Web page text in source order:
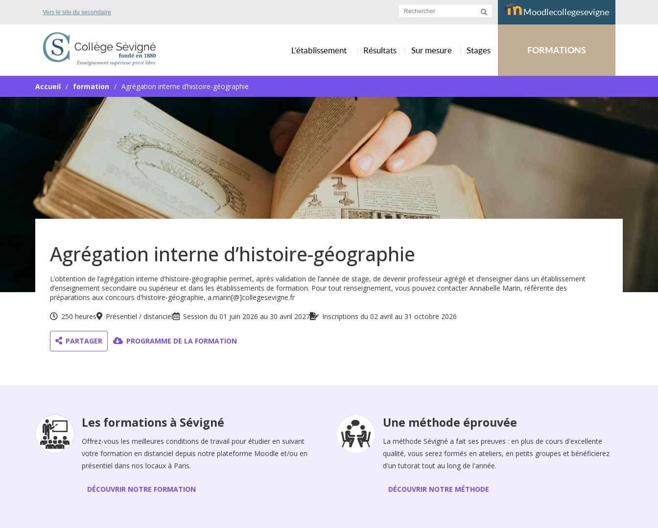
Vers le site du secondaire
L’établissement Résultats Sur mesure Stages
Moodlecollegesevigne
FORMATIONS
Accueil formation Agrégation interne d’histoire-géographie
Agrégation interne d’histoire-géographie
L’obtention de l’agrégation interne d'histoire-géographie permet, après validation de l’année de stage, de devenir professeur agrégé et d’enseigner dans un établissement
d’enseignement secondaire ou supérieur et dans les établissements de formation. Pour tout renseignement, vous pouvez contacter Annabelle Marin, référente des
préparations aux concours d'histoire-géographie, a.marin[@]collegesevigne.fr
250 heures Présentiel / distanciel Session du 01 juin 2026 au 30 avril 2027 Inscriptions du 02 avril au 31 octobre 2026
PARTAGER PROGRAMME DE LA FORMATION
Les formations à Sévigné
Offrez-vous les meilleures conditions de travail pour étudier en suivant
votre formation en distanciel depuis notre plateforme Moodle et/ou en
présentiel dans nos locaux à Paris.
DÉCOUVRIR NOTRE FORMATION
Une méthode éprouvée
La méthode Sévigné a fait ses preuves : en plus de cours d'excellente
qualité, vous serez formés en ateliers, en petits groupes et bénéficierez
d'un tutorat tout au long de l'année.
DÉCOUVRIR NOTRE MÉTHODE